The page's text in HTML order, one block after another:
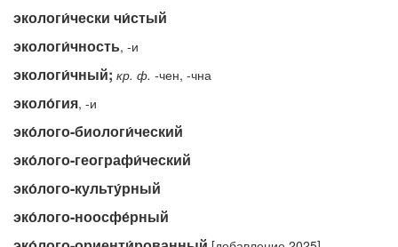
экологи́чески чи́стый
экологи́чность, -и
экологи́чный; кр. ф. -чен, -чна
эколо́гия, -и
эко́лого-биологи́ческий
эко́лого-географи́ческий
эко́лого-культу́рный
эко́лого-ноосфе́рный